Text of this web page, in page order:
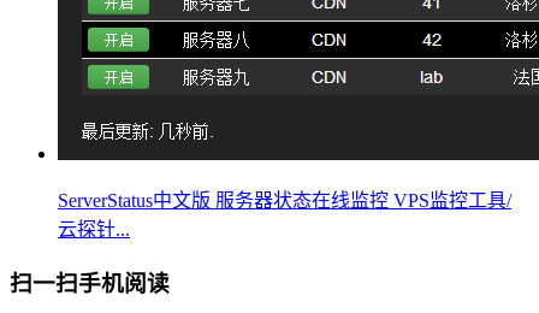
ServerStatus中文版 服务器状态在线监控 VPS监控工具/
云探针...
扫一扫手机阅读